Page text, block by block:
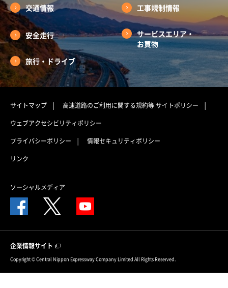
交通情報 工事規制情報
安全走行
サービスエリア・
お買物
旅行・ドライブ
サイトマップ 高速道路のご利用に関する規約等サイトポリシー
ウェブアクセシビリティポリシー
プライバシーポリシー
情報セキュリティポリシー
リンク
ソーシャルメディア
企業情報サイト
Copyright © Central Nippon Expressway Company Limited All Rights Reserved.